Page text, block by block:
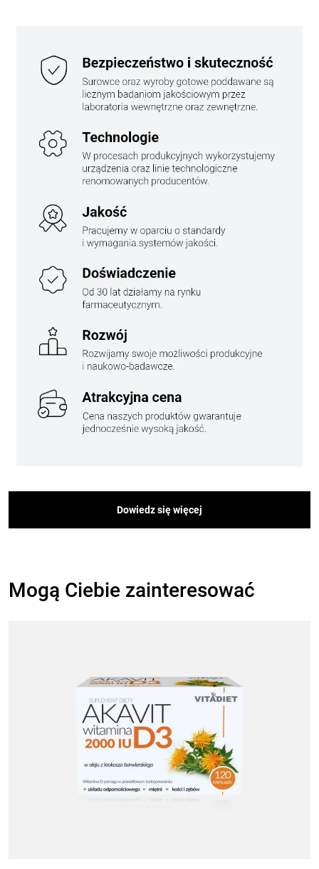
Dowiedz się więcej
Mogą Ciebie zainteresować